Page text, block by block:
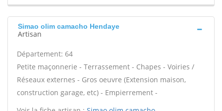
Simao olim camacho Hendaye
Artisan
Département: 64
Petite maçonnerie - Terrassement - Chapes - Voiries /
Réseaux externes - Gros oeuvre (Extension maison,
construction garage, etc) - Empierrement -